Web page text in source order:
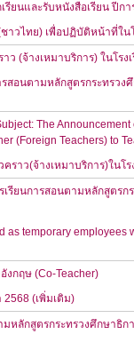
ยนและรับหนังสือเรียน ปีก
วไทย) เพื่อปฏิบัติหน้าที่ใน
(จ้างเหมาบริการ) ในโร
รสอนตามหลักสูตรกระทร
The
(Foreign Teachers) to
ราว(จ้างเหมาบริการ)ในโ
รียนการสอนตามหลักสูตร
as temporary
กฤษ (Co-Teacher)
2568 (เพิ่มเติม)
มหลักสูตรกระทรวงศึกษา